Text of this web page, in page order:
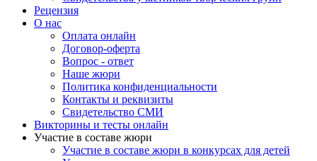
Свидетельства участников творческих групп
Рецензия
О нас
Оплата онлайн
Договор-оферта
Вопрос - ответ
Наше жюри
Политика конфиденциальности
Контакты и реквизиты
Свидетельство СМИ
Викторины и тесты онлайн
Участие в составе жюри
Участие в составе жюри в конкурсах для детей